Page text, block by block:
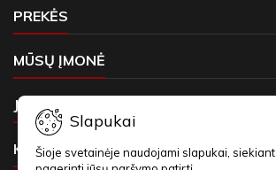
PREKĖS
MŪSŲ ĮMONĖ
JŪSŲ PASKYRA
KONTAKTAI
Slapukai
Šioje svetainėje naudojami slapukai, siekiant